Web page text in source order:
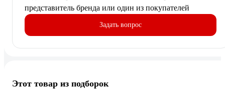
представитель бренда или один из покупателей
Задать вопрос
Этот товар из подборок